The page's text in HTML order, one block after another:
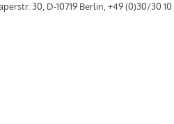
30, D-10719 Berlin, +49 (0)30/30